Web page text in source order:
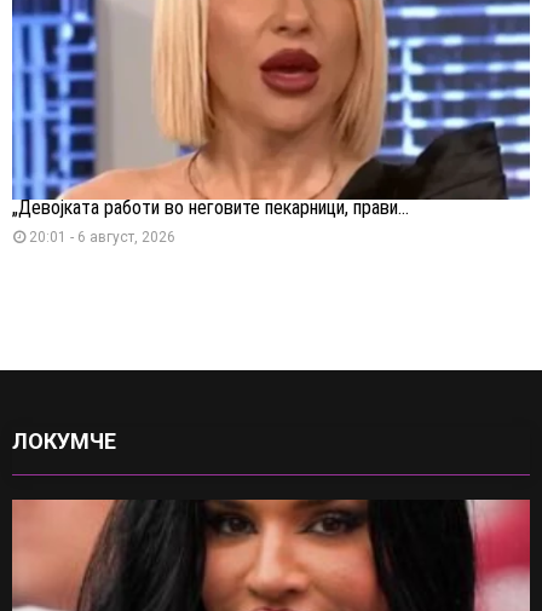
„Девојката работи во неговите пекарници, прави...
20:01 - 6 август, 2026
ЛОКУМЧЕ